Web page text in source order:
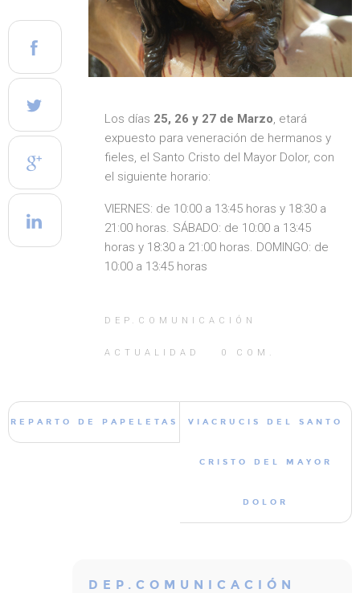
Los días 25, 26 y 27 de Marzo, etará
expuesto para veneración de hermanos y
fieles, el Santo Cristo del Mayor Dolor, con
el siguiente horario:
VIERNES: de 10:00 a 13:45 horas y 18:30 a
21:00 horas. SÁBADO: de 10:00 a 13:45
horas y 18:30 a 21:00 horas. DOMINGO: de
10:00 a 13:45 horas
DEP.COMUNICACIÓN
ACTUALIDAD 0 COM.
REPARTO DE PAPELETAS VIACRUCIS DEL SANTO
CRISTO DEL MAYOR
DOLOR
DEP.COMUNICACIÓN